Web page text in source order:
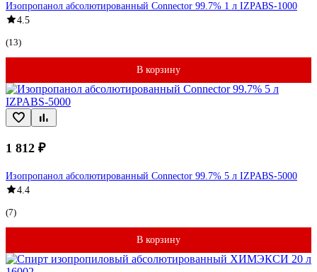
Изопропанол абсолютированный Connector 99.7% 1 л IZPABS-1000
4.5
(13)
В корзину
1 812 ₽
Изопропанол абсолютированный Connector 99.7% 5 л IZPABS-5000
4.4
(7)
В корзину